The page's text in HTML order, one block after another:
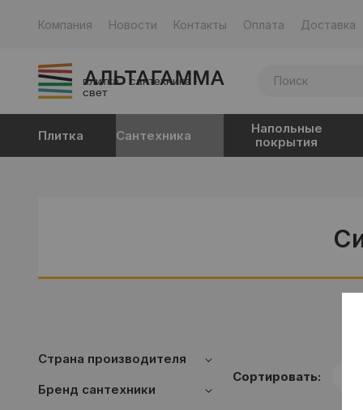
Компания Новости Контакты Оплата Доставка
плитка · сантехника ·
свет
Плитка Сантехника
Напольные
покрытия
Страна производителя
Бренд сантехники
Сортировать: